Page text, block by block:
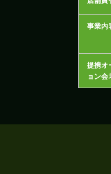
事業内
提携オ
ョン会